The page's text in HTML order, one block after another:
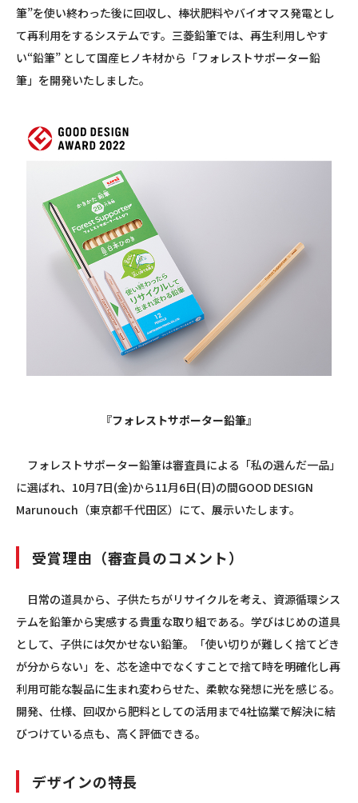
筆”を使い終わった後に回収し、棒状肥料やバイオマス発電とし
て再利用をするシステムです。三菱鉛筆では、再生利用しやす
い“鉛筆” として国産ヒノキ材から「フォレストサポーター鉛
筆」を開発いたしました。
『フォレストサポーター鉛筆』
フォレストサポーター鉛筆は審査員による「私の選んだ一品」
に選ばれ、10月7日(金)から11月6日(日)の間GOOD DESIGN
Marunouch（東京都千代田区）にて、展示いたします。
受賞理由（審査員のコメント）
日常の道具から、子供たちがリサイクルを考え、資源循環シス
テムを鉛筆から実感する貴重な取り組である。学びはじめの道具
として、子供には欠かせない鉛筆。「使い切りが難しく捨てどき
が分からない」を、芯を途中でなくすことで捨て時を明確化し再
利用可能な製品に生まれ変わらせた、柔軟な発想に光を感じる。
開発、仕様、回収から肥料としての活用まで4社協業で解決に結
びつけている点も、高く評価できる。
デザインの特長